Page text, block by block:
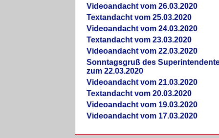
Videoandacht vom 26.03.2020
Textandacht vom 25.03.2020
Videoandacht vom 24.03.2020
Textandacht vom 23.03.2020
Videoandacht vom 22.03.2020
Sonntagsgruß des
zum 22.03.2020
Videoandacht vom 21.03.2020
Textandacht vom 20.03.2020
Videoandacht vom 19.03.2020
Videoandacht vom 17.03.2020